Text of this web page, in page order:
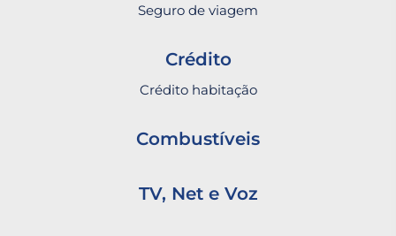
Seguro de viagem
Crédito
Crédito habitação
Combustíveis
TV, Net e Voz